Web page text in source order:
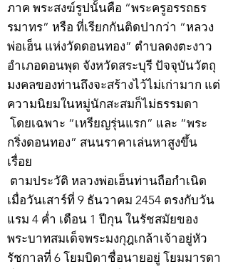
ภาค พระสงฆ์รูปนั้นคือ “พระครูอรรถธร
รมาทร” หรือ ที่เรียกกันติดปากว่า “หลวง
พ่อเฮ็น แห่งวัดดอนทอง” ตำบลดงตะงาว
อำเภอดอนพุด จังหวัดสระบุรี ปัจจุบันวัตถุ
มงคลของท่านถึงจะสร้างไว้ไม่เก่ามาก แต่
ความนิยมในหมู่นักสะสมก็ไม่ธรรมดา
โดยเฉพาะ “เหรียญรุ่นแรก” และ “พระ
กริ่งดอนทอง” สนนราคาเล่นหาสูงขึ้น
เรื่อย
ตามประวัติ หลวงพ่อเฮ็นท่านถือกำเนิด
เมื่อวันเสาร์ที่ 9 ธันวาคม 2454 ตรงกับวัน
แรม 4 ค่ำ เดือน 1 ปีกุน ในรัชสมัยของ
พระบาทสมเด็จพระมงกุฎเกล้าเจ้าอยู่หัว
รัชกาลที่ 6 โยมบิดาชื่อนายอยู่ โยมมารดา